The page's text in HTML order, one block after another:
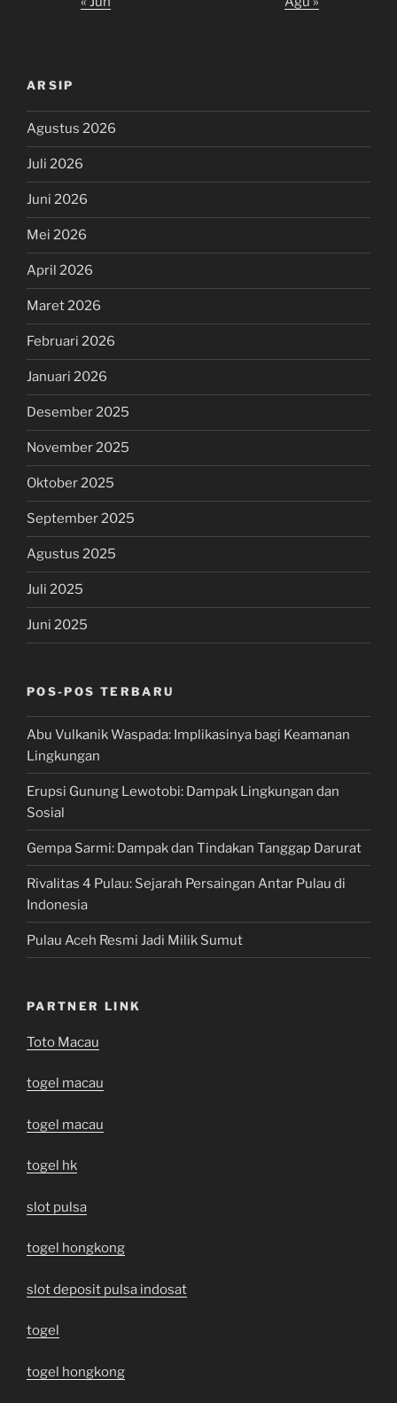
ARSIP
Agustus 2026
Juli 2026
Juni 2026
Mei 2026
April 2026
Maret 2026
Februari 2026
Januari 2026
Desember 2025
November 2025
Oktober 2025
September 2025
Agustus 2025
Juli 2025
Juni 2025
POS-POS TERBARU
Abu Vulkanik Waspada: Implikasinya bagi Keamanan
Lingkungan
Erupsi Gunung Lewotobi: Dampak Lingkungan dan
Sosial
Gempa Sarmi: Dampak dan Tindakan Tanggap Darurat
Rivalitas 4 Pulau: Sejarah Persaingan Antar Pulau di
Indonesia
Pulau Aceh Resmi Jadi Milik Sumut
PARTNER LINK
Toto Macau
togel macau
togel macau
togel hk
slot pulsa
togel hongkong
slot deposit pulsa indosat
togel
togel hongkong